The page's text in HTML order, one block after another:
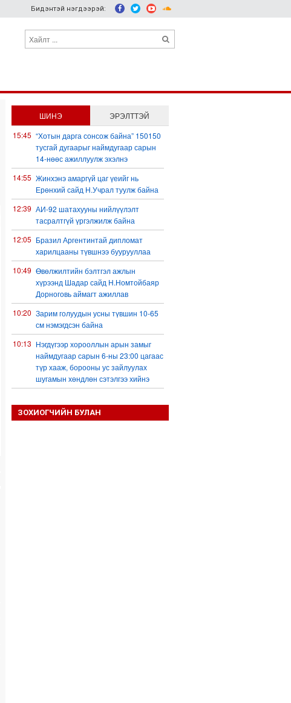
Бидэнтэй нэгдээрэй:
ШИНЭ
ЭРЭЛТТЭЙ
15:45 “Хотын дарга сонсож байна” 150150
тусгай дугаарыг наймдугаар сарын
14-нөөс ажиллуулж эхэлнэ
14:55 Жинхэнэ амаргүй цаг үеийг нь
Ерөнхий сайд Н.Учрал туулж байна
12:39 АИ-92 шатахууны нийлүүлэлт
тасралтгүй үргэлжилж байна
12:05 Бразил Аргентинтай дипломат
харилцааны түвшнээ буурууллаа
10:49 Өвөлжилтийн бэлтгэл ажлын
хүрээнд Шадар сайд Н.Номтойбаяр
Дорноговь аймагт ажиллав
10:20 Зарим голуудын усны түвшин 10-65
см нэмэгдсэн байна
10:13 Нэгдүгээр хорооллын арын замыг
наймдугаар сарын 6-ны 23:00 цагаас
түр хааж, борооны ус зайлуулах
шугамын хөндлөн сэтэлгээ хийнэ
хэрэгслийн экспортын хяналтыг
чангатгана гэжээ
ЗОХИОГЧИЙН БУЛАН